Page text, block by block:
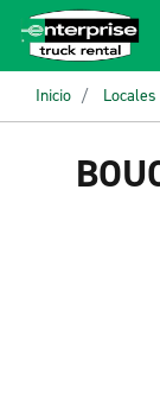
Inicio Locales